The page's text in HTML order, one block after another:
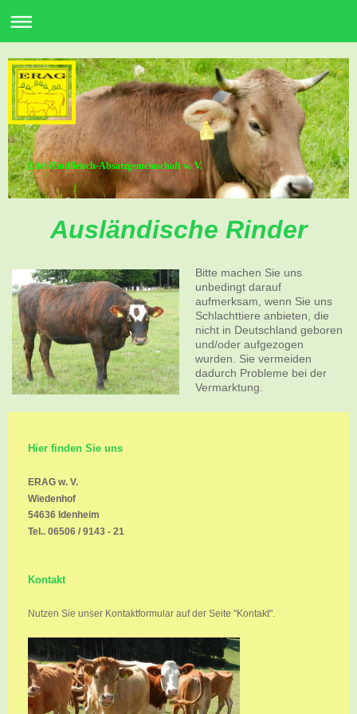
Eifel-Rindfleisch-Absatzgemeinschaft w. V.
Ausländische Rinder
Bitte machen Sie uns
unbedingt darauf
aufmerksam, wenn Sie uns
Schlachttiere anbieten, die
nicht in Deutschland geboren
und/oder aufgezogen
wurden. Sie vermeiden
dadurch Probleme bei der
Vermarktung.
Hier finden Sie uns
ERAG w. V.
Wiedenhof
54636 Idenheim
Tel.. 06506 / 9143 - 21
Kontakt
Nutzen Sie unser Kontaktformular auf der Seite "Kontakt".